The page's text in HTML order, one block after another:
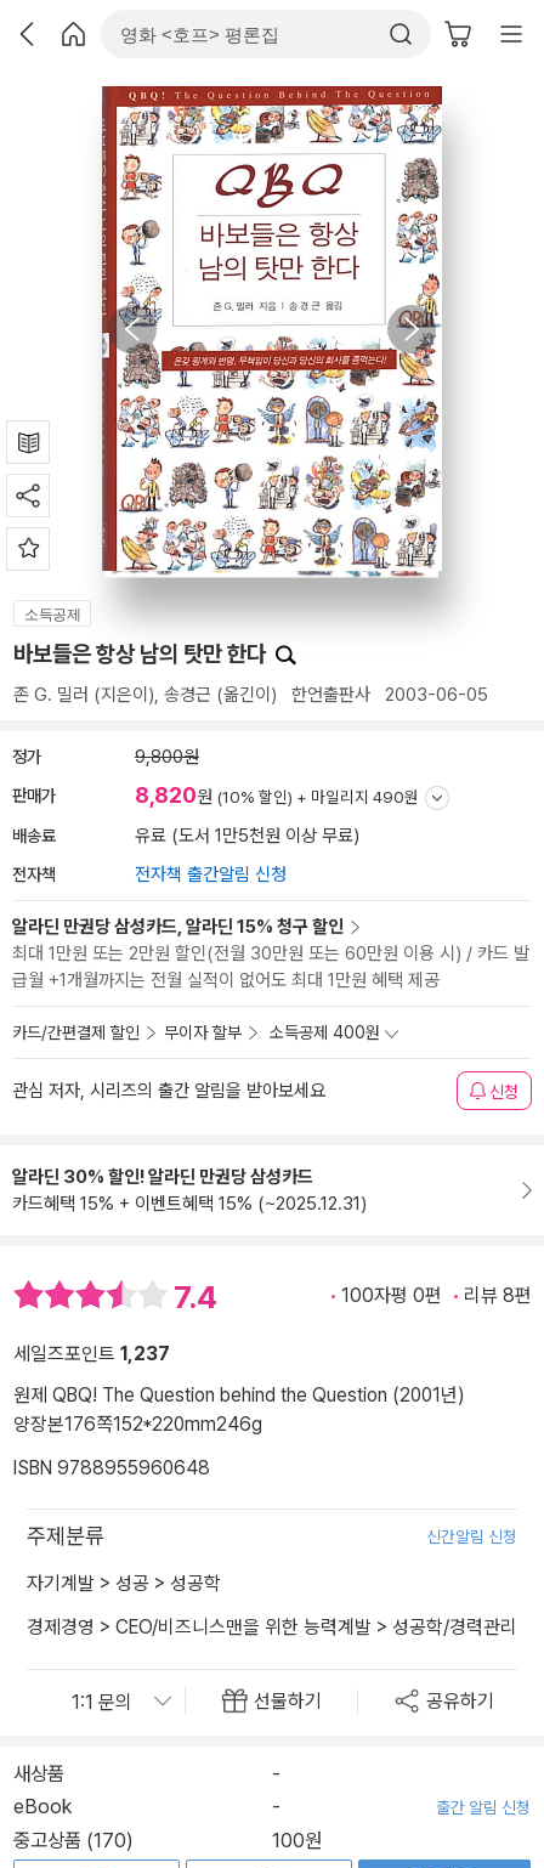
소득공제
바보들은 항상 남의 탓만 한다
존 G. 밀러 (지은이), 송경근 (옮긴이) 한언출판사 2003-06-05
정가 9,800원
판매가 8,820원 (10% 할인) + 마일리지 490원
배송료 유료 (도서 1만5천원 이상 무료)
전자책 전자책 출간알림 신청
알라딘 만권당 삼성카드, 알라딘 15% 청구 할인
최대 1만원 또는 2만원 할인(전월 30만원 또는 60만원 이용 시) / 카드 발
급월 +1개월까지는 전월 실적이 없어도 최대 1만원 혜택 제공
카드/간편결제 할인 무이자 할부 소득공제 400원
관심 저자, 시리즈의 출간 알림을 받아보세요 신청
알라딘 30% 할인! 알라딘 만권당 삼성카드
카드혜택 15% + 이벤트혜택 15% (~2025.12.31)
7.4 100자평 0편 리뷰 8편
세일즈포인트 1,237
원제 QBQ! The Question behind the Question (2001년)
양장본176쪽152*220mm246g
ISBN 9788955960648
주제분류 신간알림 신청
자기계발 > 성공 > 성공학
경제경영 > CEO/비즈니스맨을 위한 능력계발 > 성공학/경력관리
선물하기 공유하기
새상품
-
eBook
- 출간 알림 신청
중고상품 (170) 100원